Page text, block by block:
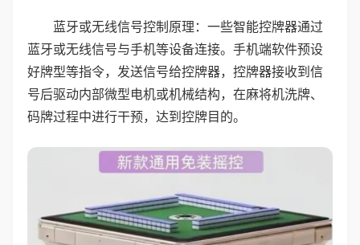
蓝牙或无线信号控制原理：一些智能控牌器通过
蓝牙或无线信号与手机等设备连接。手机端软件预设
好牌型等指令，发送信号给控牌器，控牌器接收到信
号后驱动内部微型电机或机械结构，在麻将机洗牌、
码牌过程中进行干预，达到控牌目的。